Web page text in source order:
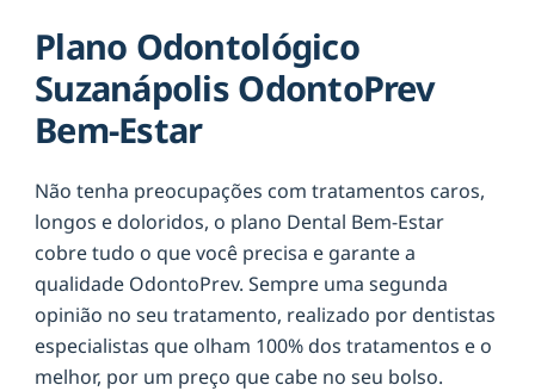
Plano Odontológico
Suzanápolis OdontoPrev
Bem-Estar
Não tenha preocupações com tratamentos caros,
longos e doloridos, o plano Dental Bem-Estar
cobre tudo o que você precisa e garante a
qualidade OdontoPrev. Sempre uma segunda
opinião no seu tratamento, realizado por dentistas
especialistas que olham 100% dos tratamentos e o
melhor, por um preço que cabe no seu bolso.